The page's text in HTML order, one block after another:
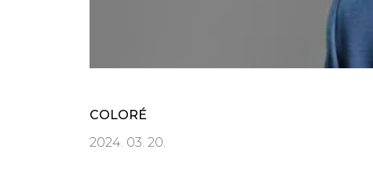
COLORÉ
2024. 03. 20.